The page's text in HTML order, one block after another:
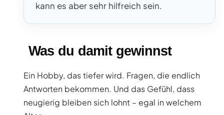
kann es aber sehr hilfreich sein.
Was du damit gewinnst
Ein Hobby, das tiefer wird. Fragen, die endlich
Antworten bekommen. Und das Gefühl, dass
neugierig bleiben sich lohnt – egal in welchem